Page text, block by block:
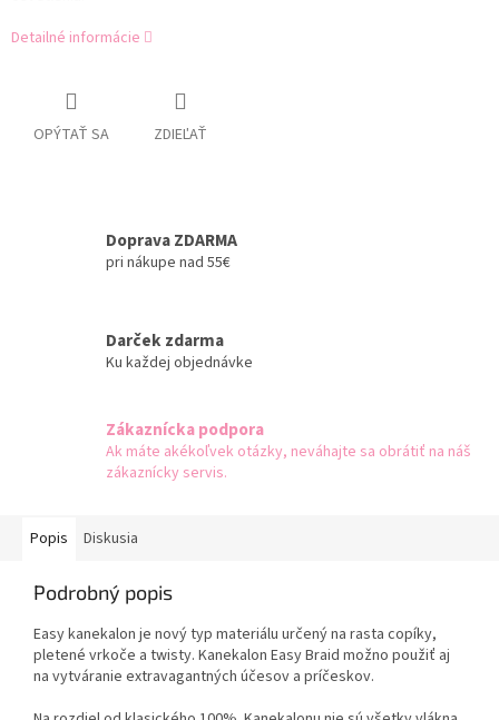
Detailné informácie
OPÝTAŤ SA ZDIEĽAŤ
Doprava ZDARMA
pri nákupe nad 55€
Darček zdarma
Ku každej objednávke
Zákaznícka podpora
Ak máte akékoľvek otázky, neváhajte sa obrátiť na náš
zákaznícky servis.
Popis Diskusia
Podrobný popis
Easy kanekalon je nový typ materiálu určený na rasta copíky,
pletené vrkoče a twisty. Kanekalon Easy Braid možno použiť aj
na vytváranie extravagantných účesov a príčeskov.